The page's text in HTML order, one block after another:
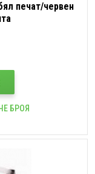
печат/червен
БРОЯ